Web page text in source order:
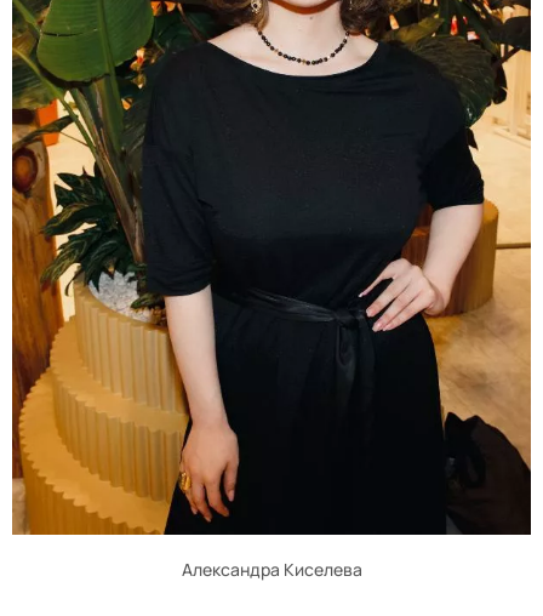
Александра Киселева